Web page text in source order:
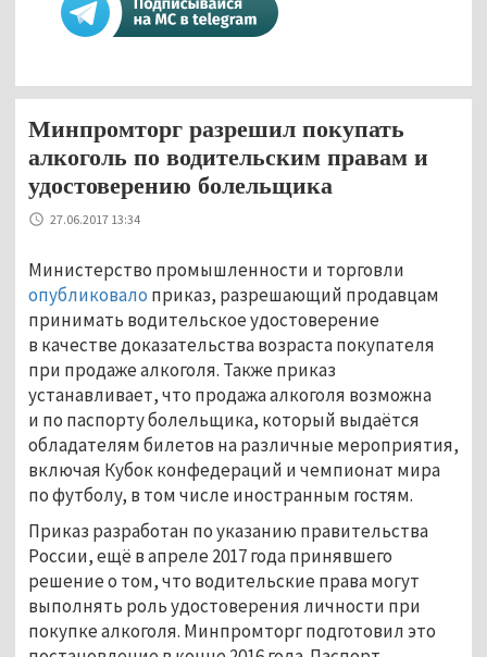
Минпромторг разрешил покупать
алкоголь по водительским правам и
удостоверению болельщика
27.06.2017 13:34
Министерство промышленности и торговли
опубликовало приказ, разрешающий продавцам
принимать водительское удостоверение
в качестве доказательства возраста покупателя
при продаже алкоголя. Также приказ
устанавливает, что продажа алкоголя возможна
и по паспорту болельщика, который выдаётся
обладателям билетов на различные мероприятия,
включая Кубок конфедераций и чемпионат мира
по футболу, в том числе иностранным гостям.
Приказ разработан по указанию правительства
России, ещё в апреле 2017 года принявшего
решение о том, что водительские права могут
выполнять роль удостоверения личности при
покупке алкоголя. Минпромторг подготовил это